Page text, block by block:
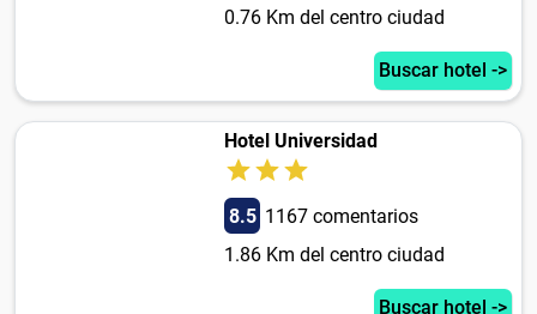
0.76 Km del centro ciudad
Buscar hotel ->
Hotel Universidad
8.5 1167 comentarios
1.86 Km del centro ciudad
Buscar hotel ->